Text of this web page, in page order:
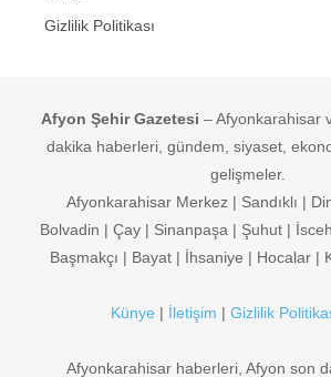
Gizlilik Politikası
Afyon Şehir Gazetesi – Afyonkarahisar
dakika haberleri, gündem, siyaset,
gelişmeler.
Afyonkarahisar Merkez | Sandıklı |
Bolvadin | Çay | Sinanpaşa | Şuhut |
Başmakçı | Bayat | İhsaniye | Hocalar |
Künye | İletişim | Gizlilik
Afyonkarahisar haberleri, Afyon son